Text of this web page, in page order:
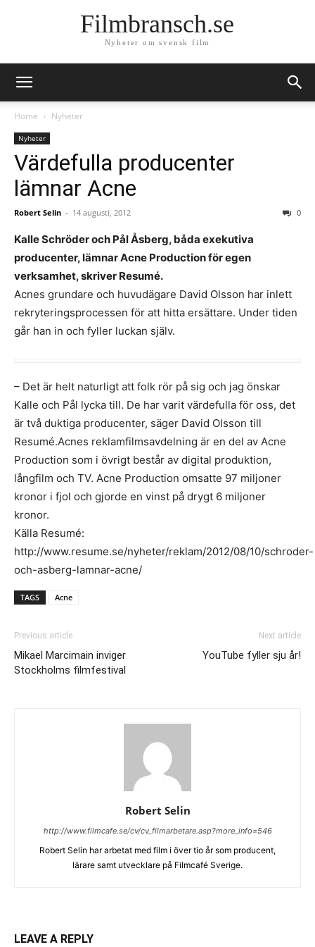
Filmbransch.se
Nyheter om svensk film
Home Nyheter
Nyheter
Värdefulla producenter
lämnar Acne
Robert Selin - 14 augusti, 2012 0
Kalle Schröder och Pål Åsberg, båda exekutiva
producenter, lämnar Acne Production för egen
verksamhet, skriver Resumé.
Acnes grundare och huvudägare David Olsson har inlett
rekryteringsprocessen för att hitta ersättare. Under tiden
går han in och fyller luckan själv.
– Det är helt naturligt att folk rör på sig och jag önskar
Kalle och Pål lycka till. De har varit värdefulla för oss, det
är två duktiga producenter, säger David Olsson till
Resumé.Acnes reklamfilmsavdelning är en del av Acne
Production som i övrigt består av digital produktion,
långfilm och TV. Acne Production omsatte 97 miljoner
kronor i fjol och gjorde en vinst på drygt 6 miljoner
kronor.
Källa Resumé:
http://www.resume.se/nyheter/reklam/2012/08/10/schroder-
och-asberg-lamnar-acne/
TAGS Acne
Previous article
Mikael Marcimain inviger
Stockholms filmfestival
Next article
YouTube fyller sju år!
Robert Selin
http://www.filmcafe.se/cv/cv_filmarbetare.asp?more_info=546
Robert Selin har arbetat med film i över tio år som producent,
lärare samt utvecklare på Filmcafé Sverige.
LEAVE A REPLY